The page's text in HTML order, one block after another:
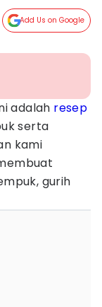
Add Us on Google
adalah resep
serta
kami
gurih